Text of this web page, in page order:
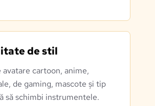
de stil
cartoon, anime,
de gaming, mascote și tip
să schimbi instrumentele.